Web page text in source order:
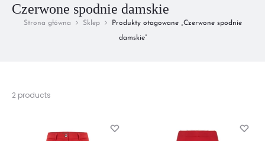
Czerwone spodnie damskie
Strona główna Sklep Produkty otagowane „Czerwone spodnie
damskie”
2 products
2